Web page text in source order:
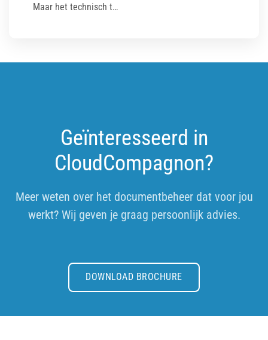
Maar het technisch t…
Geïnteresseerd in
CloudCompagnon?
Meer weten over het documentbeheer dat voor jou
werkt? Wij geven je graag persoonlijk advies.
DOWNLOAD BROCHURE